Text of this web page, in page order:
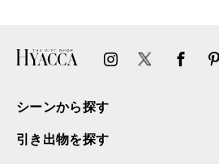
シーンから探す
引き出物を探す